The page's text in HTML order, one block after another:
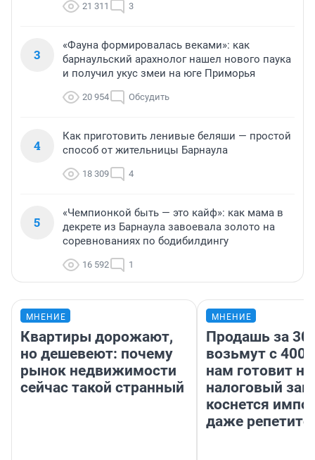
21 311 3
3
«Фауна формировалась веками»: как
барнаульский арахнолог нашел нового паука
и получил укус змеи на юге Приморья
20 954 Обсудить
4
Как приготовить ленивые беляши — простой
способ от жительницы Барнаула
18 309 4
5
«Чемпионкой быть — это кайф»: как мама в
декрете из Барнаула завоевала золото на
соревнованиях по бодибилдингу
16 592 1
МНЕНИЕ
Квартиры дорожают,
но дешевеют: почему
рынок недвижимости
сейчас такой странный
МНЕНИЕ
Продашь за
возьмут с
нам готовит
налоговый
коснется
даже